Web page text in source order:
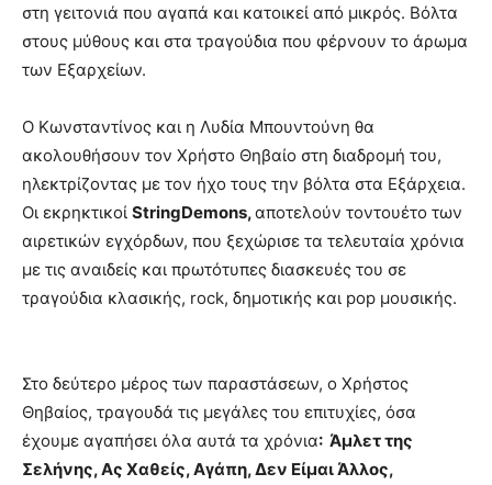
στη γειτονιά που αγαπά και κατοικεί από μικρός. Βόλτα
στους μύθους και στα τραγούδια που φέρνουν το άρωμα
των Εξαρχείων.
Ο Κωνσταντίνος και η Λυδία Μπουντούνη θα
ακολουθήσουν τον Χρήστο Θηβαίο στη διαδρομή του,
ηλεκτρίζοντας με τον ήχο τους την βόλτα στα Εξάρχεια.
Οι εκρηκτικοί StringDemons,αποτελούν τοντουέτο των
αιρετικών εγχόρδων, που ξεχώρισε τα τελευταία χρόνια
με τις αναιδείς και πρωτότυπες διασκευές του σε
τραγούδια κλασικής, rock, δημοτικής και pop μουσικής.
Στο δεύτερο μέρος των παραστάσεων, ο Χρήστος
Θηβαίος, τραγουδά τις μεγάλες του επιτυχίες, όσα
έχουμε αγαπήσει όλα αυτά τα χρόνια: Άμλετ της
Σελήνης, Ας Χαθείς, Αγάπη, Δεν Είμαι Άλλος,